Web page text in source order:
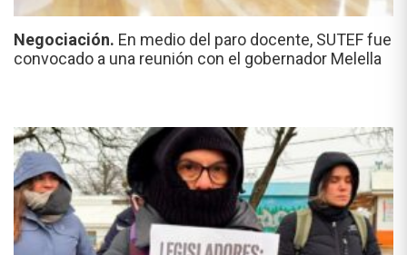
Negociación. En medio del paro docente, SUTEF fue
convocado a una reunión con el gobernador Melella